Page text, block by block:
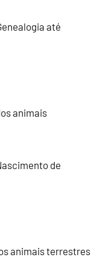
até
animais
de
animais terrestres